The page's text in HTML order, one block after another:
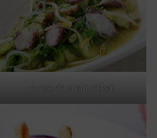
curso de sushi nikkei